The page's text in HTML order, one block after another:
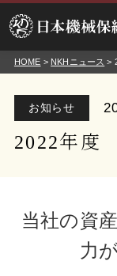
HOME > NKHニュース >
お知らせ
2022年度
当社の資
力